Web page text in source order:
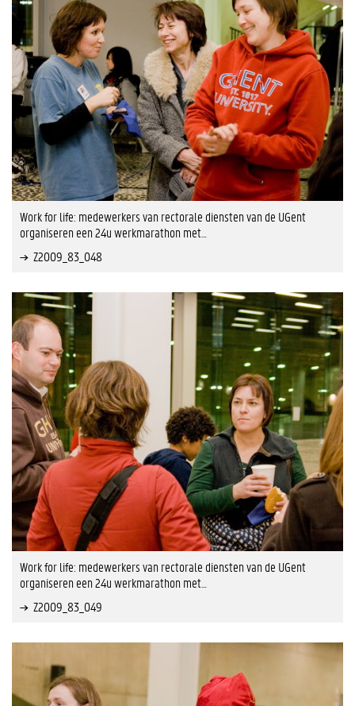
Work for life: medewerkers van rectorale diensten van de UGent
organiseren een 24u werkmarathon met…
Z2009_83_048
Work for life: medewerkers van rectorale diensten van de UGent
organiseren een 24u werkmarathon met…
Z2009_83_049